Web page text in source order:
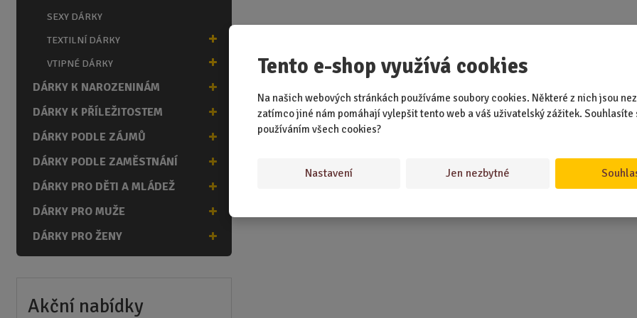
Tento e-shop využívá cookies
Na našich webových stránkách používáme soubory cookies. Některé z nich jsou
zatímco jiné nám pomáhají vylepšit tento web a váš uživatelský zážitek. Souhlasíte
používáním všech cookies?
Nastavení Jen nezbytné
SEXY DÁRKY
TEXTILNÍ DÁRKY
VTIPNÉ DÁRKY
DÁRKY K NAROZENINÁM
DÁRKY K PŘÍLEŽITOSTEM
DÁRKY PODLE ZÁJMŮ
DÁRKY PODLE ZAMĚSTNÁNÍ
DÁRKY PRO DĚTI A MLÁDEŽ
DÁRKY PRO MUŽE
DÁRKY PRO ŽENY
Akční nabídky